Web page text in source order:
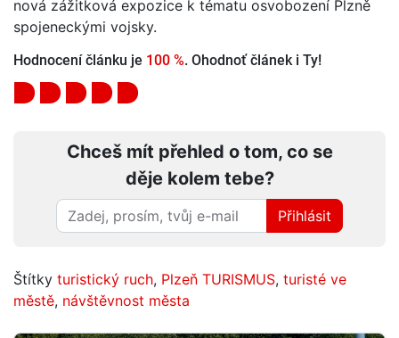
nová zážitková expozice k tématu osvobození Plzně
spojeneckými vojsky.
Hodnocení článku je 100 %. Ohodnoť článek i Ty!
Chceš mít přehled o tom, co se
děje kolem tebe?
Přihlásit
Štítky turistický ruch, Plzeň TURISMUS, turisté ve
městě, návštěvnost města